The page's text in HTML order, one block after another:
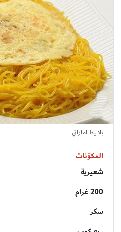
بلاليط اماراتي
المكوّنات
شعيرية
200 غرام
سكر